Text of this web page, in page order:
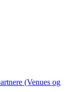
(Venues og